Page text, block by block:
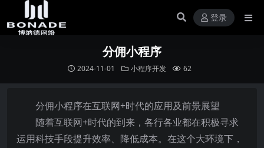
登录
分佣小程序
2024-11-01 小程序开发 62
分佣小程序在互联网+时代的应用及前景展望
随着互联网+时代的到来，各行各业都在积极寻求
运用科技手段提升效率、降低成本。在这个大环境下，